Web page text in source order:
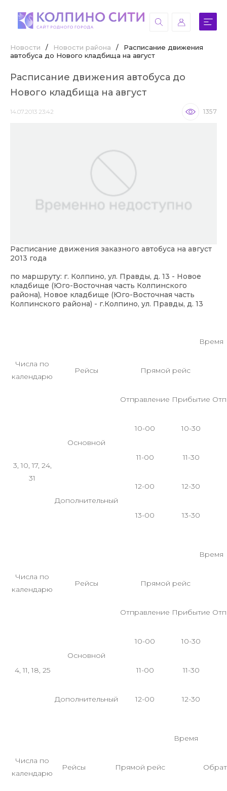
Новости / Новости района /
Расписание движения
автобуса до Нового кладбища на август
Расписание движения автобуса до
Нового кладбища на август
14.07.2013 23:42 1357
Расписание движения заказного автобуса на август
2013 года
по маршруту: г. Колпино, ул. Правды, д. 13 - Новое
кладбище (Юго-Восточная часть Колпинского
района), Новое кладбище (Юго-Восточная часть
Колпинского района) - г.Колпино, ул. Правды, д. 13
Числа по
календарю
Рейсы
Время
Прямой рейс
Отправление Прибытие
3, 10, 17, 24,
31
Основной
10-00 10-30
11-00 11-30
Дополнительный
12-00 12-30
13-00 13-30
Числа по
календарю
Рейсы
Время
Прямой рейс
Отправление Прибытие
4, 11, 18, 25
Основной
10-00 10-30
11-00 11-30
Дополнительный 12-00 12-30
Числа по
календарю
Рейсы
Время
Прямой рейс